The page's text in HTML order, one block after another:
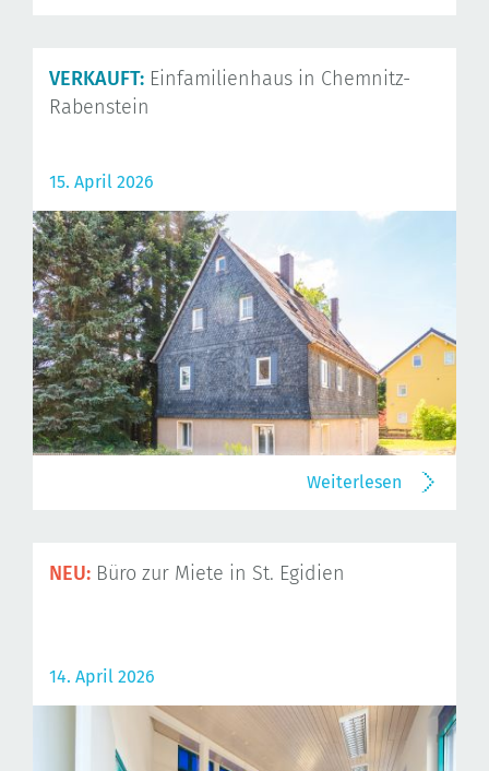
VERKAUFT: Einfamilienhaus in Chemnitz-
Rabenstein
15. April 2026
Weiterlesen
NEU: Büro zur Miete in St. Egidien
14. April 2026